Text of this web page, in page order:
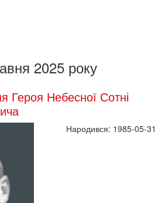
2025 року
Героя Небесної Сотні
Народився: 1985-05-31